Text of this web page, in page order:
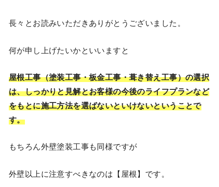
長々とお読みいただきありがとうございました。
何が申し上げたいかといいますと
屋根工事（塗装工事・板金工事・葺き替え工事）の選択
は、しっかりと見解とお客様の今後のライフプランなど
をもとに施工方法を選ばないといけないということで
す。
もちろん外壁塗装工事も同様ですが
外壁以上に注意すべきなのは【屋根】です。